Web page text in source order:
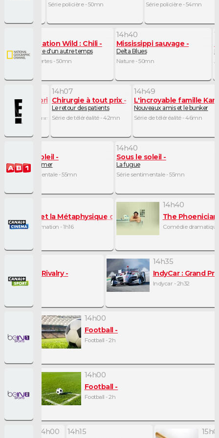
Série policière - 50mn Série policière - 54mn
Destination Wild : Chili
Une Terre d'un autre temps
Découvertes - 50mn
14h40
Mississippi sauvage
Delta Blues
Nature - 50mn
à tout prix
téléréalité - 36mn
14h07
Chirurgie à tout prix
Le retour des patients
Série de téléréalité - 42mn
14h49
L'incroyable famille
Nouveaux amis et le bunker
Série de téléréalité - 46mn
Sous le soleil
Le choix d'aimer
Série sentimentale - 55mn
14h40
Sous le soleil
La fugue
Série sentimentale - 55mn
Amélie et la Métaphysique des tubes
Film d'animation - 1h16
14h40
The
Comédie dramatique
Greatest Rivalry
14h35
IndyCar : Grand
Indycar - 2h32
14h00
Football
Football - 2h
14h00
Football
Football - 2h
14h00
14h15